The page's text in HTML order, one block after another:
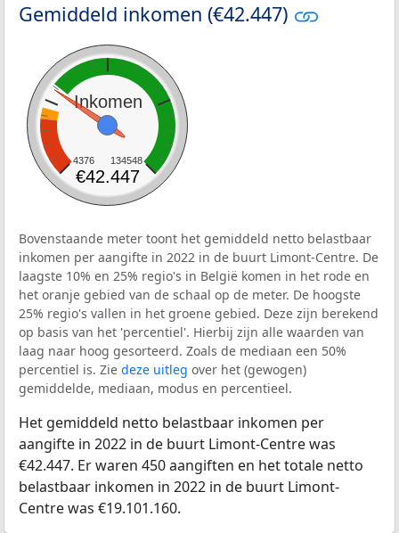
Gemiddeld inkomen (€42.447)
Inkomen
4376 134548
€42.447
Bovenstaande meter toont het gemiddeld netto belastbaar
inkomen per aangifte in 2022 in de buurt Limont-Centre. De
laagste 10% en 25% regio's in België komen in het rode en
het oranje gebied van de schaal op de meter. De hoogste
25% regio's vallen in het groene gebied. Deze zijn berekend
op basis van het 'percentiel'. Hierbij zijn alle waarden van
laag naar hoog gesorteerd. Zoals de mediaan een 50%
percentiel is. Zie deze uitleg over het (gewogen)
gemiddelde, mediaan, modus en percentieel.
Het gemiddeld netto belastbaar inkomen per
aangifte in 2022 in de buurt Limont-Centre was
€42.447. Er waren 450 aangiften en het totale netto
belastbaar inkomen in 2022 in de buurt Limont-
Centre was €19.101.160.